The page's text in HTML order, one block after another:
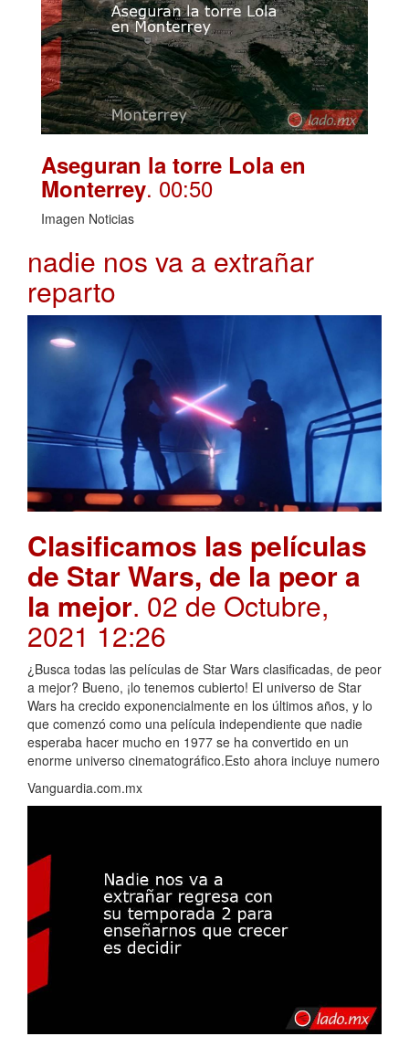
Aseguran la torre Lola en
Monterrey. 00:50
Imagen Noticias
nadie nos va a extrañar
reparto
Clasificamos las películas
de Star Wars, de la peor a
la mejor. 02 de Octubre,
2021 12:26
¿Busca todas las películas de Star Wars clasificadas, de peor
a mejor? Bueno, ¡lo tenemos cubierto! El universo de Star
Wars ha crecido exponencialmente en los últimos años, y lo
que comenzó como una película independiente que nadie
esperaba hacer mucho en 1977 se ha convertido en un
enorme universo cinematográfico.Esto ahora incluye numero
Vanguardia.com.mx